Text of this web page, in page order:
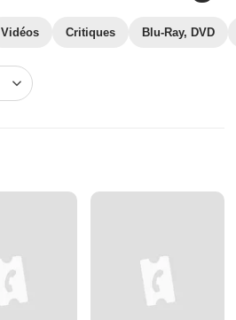
Vidéos Critiques Blu-Ray, DVD